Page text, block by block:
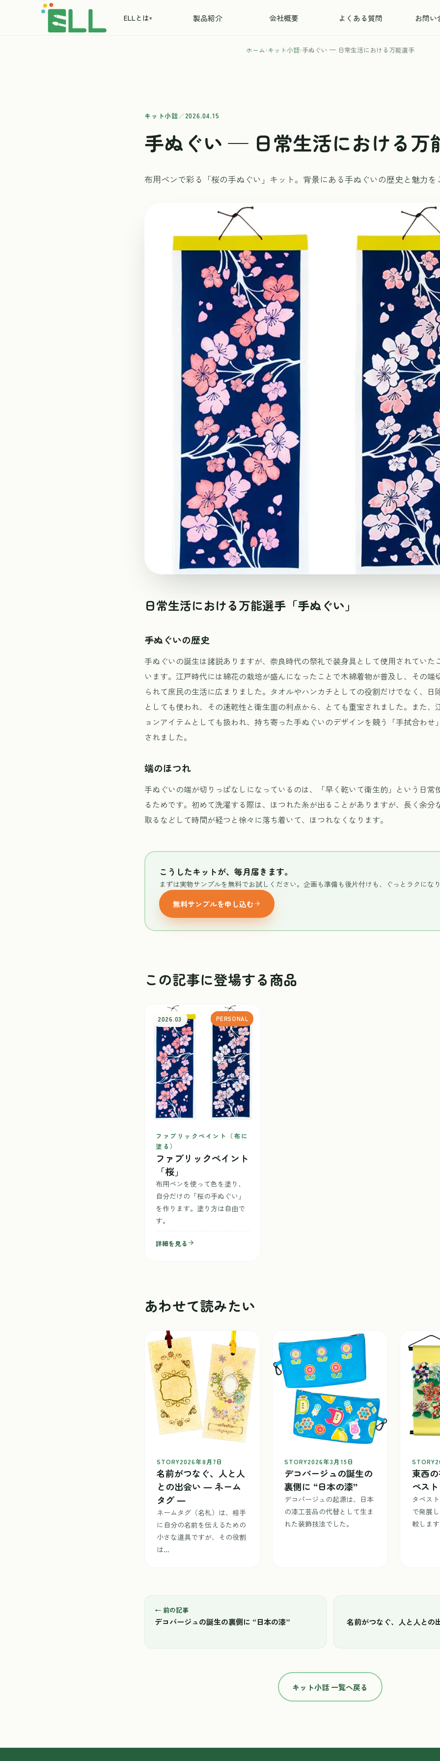
ELLとは▾ 製品紹介 会社概要 よくある質問 お問い
ホーム›キット小話›手ぬぐい — 日常生活における万能選手
キット小話／2026.04.15
手ぬぐい — 日常生活における万
布用ペンで彩る「桜の手ぬぐい」キット。背景にある手ぬぐいの歴史と魅力
日常生活における万能選手「手ぬぐい」
手ぬぐいの歴史
手ぬぐいの誕生は諸説ありますが、奈良時代の祭礼で装身具として使用されていた
います。江戸時代には綿花の栽培が盛んになったことで木綿着物が普及し、その端
られて庶民の生活に広まりました。タオルやハンカチとしての役割だけでなく、日
としても使われ、その速乾性と衛生面の利点から、とても重宝されました。また、
ョンアイテムとしても扱われ、持ち寄った手ぬぐいのデザインを競う「手拭合わせ
されました。
端のほつれ
手ぬぐいの端が切りっぱなしになっているのは、「早く乾いて衛生的」という日常
るためです。初めて洗濯する際は、ほつれた糸が出ることがありますが、長く余分
取るなどして時間が経つと徐々に落ち着いて、ほつれなくなります。
こうしたキットが、毎月届きます。
まずは実物サンプルを無料でお試しください。企画も準備も後片付けも、ぐっとラクにな
無料サンプルを申し込む
この記事に登場する商品
2026.03 PERSONAL
ファブリックペイント（布に
塗る）
ファブリックペイント
「桜」
布用ペンを使って色を塗り、
自分だけの「桜の手ぬぐい」
を作ります。塗り方は自由で
す。
詳細を見る
あわせて読みたい
STORY2026年8月7日
名前がつなぐ、人と人
との出会い ― ネーム
タグ ―
ネームタグ（名札）は、相手
に自分の名前を伝えるための
小さな道具ですが、その役割
は...
STORY2026年3月15日
デコパージュの誕生の
裏側に “日本の漆”
デコパージュの起源は、日本
の漆工芸品の代替として生ま
れた装飾技法でした。
STORY
東西
ペス
タペス
で発展
較しま
← 前の記事
デコパージュの誕生の裏側に “日本の漆” 名前がつなぐ、人と人と
キット小話 一覧へ戻る